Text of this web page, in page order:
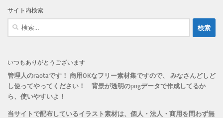
ー
サイト内検索
検
いつもありがとうございます
管理人のraotaです！ 商用OKなフリー素材集ですので、 みなさんどしど
し使ってやってください！ 背景が透明のpngデータで作成してるか
ら、 使いやすいよ！
当サイトで配布しているイラスト素材は、個人・法人・商用を問わず無